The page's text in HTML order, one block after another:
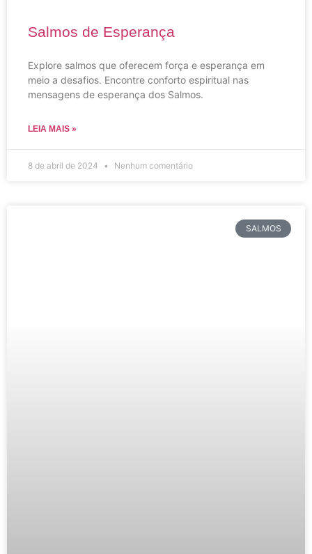
Salmos de Esperança
Explore salmos que oferecem força e esperança em
meio a desafios. Encontre conforto espiritual nas
mensagens de esperança dos Salmos.
LEIA MAIS »
8 de abril de 2024 Nenhum comentário
SALMOS